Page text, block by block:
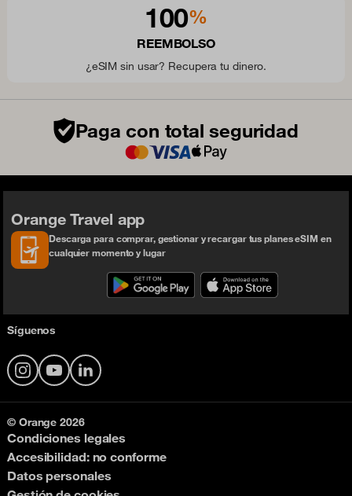
100%
REEMBOLSO
¿eSIM sin usar? Recupera tu dinero.
Paga con total seguridad
Orange Travel app
Descarga para comprar, gestionar y recargar tus planes eSIM en
cualquier momento y lugar
Síguenos
InstagramYouTubeLinkedIn
© Orange 2026
Condiciones legales
Accesibilidad: no conforme
Datos personales